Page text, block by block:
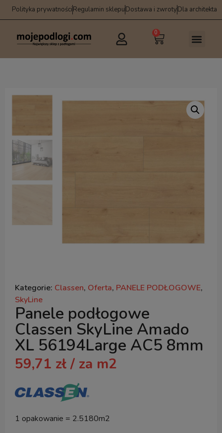
Polityka prywatnościRegulamin sklepuDostawa i zwrotyDla architekta
0
Kategorie: Classen, Oferta, PANELE PODŁOGOWE,
SkyLine
Panele podłogowe
Classen SkyLine Amado
XL 56194Large AC5 8mm
59,71 zł / za m2
1 opakowanie = 2.5180m2